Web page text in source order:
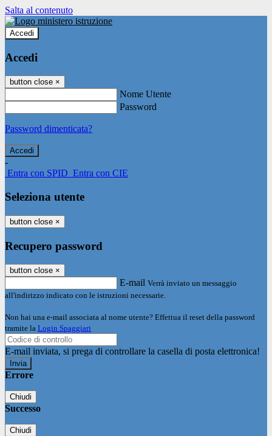
Salta al contenuto
Accedi
Accedi
button close ×
Nome Utente
Password
Password dimenticata?
-
Entra con SPID Entra con CIE
Seleziona utente
button close ×
Recupero password
button close ×
E-mail Verrà inviato un messaggio
all'indirizzo indicato con le istruzioni necessarie.
Non hai una e-mail associata al nome utente? Effettua il reset della password
tramite la Login Spaggiari
E-mail inviata, si prega di controllare la casella di posta elettronica!
Errore
Chiudi
Successo
Chiudi